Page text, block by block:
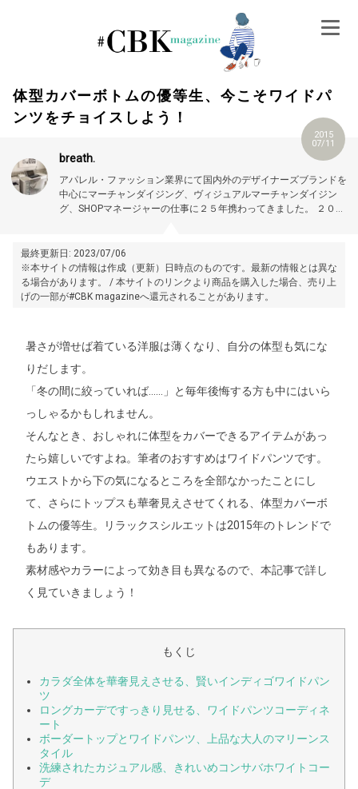
体型カバーボトムの優等生、今こそワイドパ
ンツをチョイスしよう！
2015
07/11
breath.
アパレル・ファッション業界にて国内外のデザイナーズブランドを
中心にマーチャンダイジング、ヴィジュアルマーチャンダイジン
グ、SHOPマネージャーの仕事に２５年携わってきました。 ２０１
的に手掛けています。
最終更新日: 2023/07/06
※本サイトの情報は作成（更新）日時点のものです。最新の情報とは異な
る場合があります。 / 本サイトのリンクより商品を購入した場合、売り上
げの一部が#CBK magazineへ還元されることがあります。
暑さが増せば着ている洋服は薄くなり、自分の体型も気にな
りだします。
「冬の間に絞っていれば……」と毎年後悔する方も中にはいら
っしゃるかもしれません。
そんなとき、おしゃれに体型をカバーできるアイテムがあっ
たら嬉しいですよね。筆者のおすすめはワイドパンツです。
ウエストから下の気になるところを全部なかったことにし
て、さらにトップスも華奢見えさせてくれる、体型カバーボ
トムの優等生。リラックスシルエットは2015年のトレンドで
もあります。
素材感やカラーによって効き目も異なるので、本記事で詳し
く見ていきましょう！
もくじ
カラダ全体を華奢見えさせる、賢いインディゴワイドパン
ツ
ロングカーデですっきり見せる、ワイドパンツコーディネ
ート
ボーダートップとワイドパンツ、上品な大人のマリーンス
タイル
洗練されたカジュアル感、きれいめコンサバホワイトコー
デ